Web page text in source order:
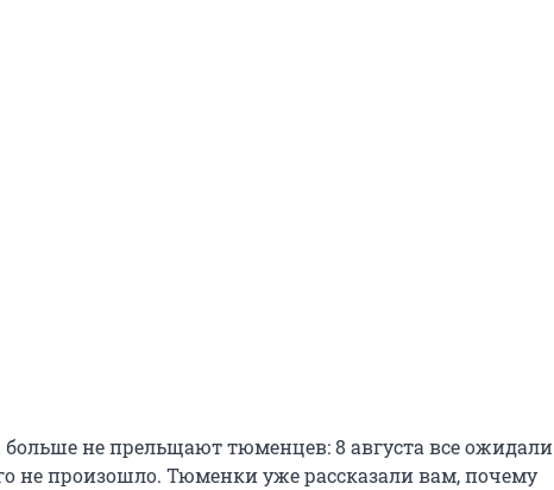
не прельщают тюменцев: 8 августа все ожидали
не произошло. Тюменки уже рассказали вам, почему